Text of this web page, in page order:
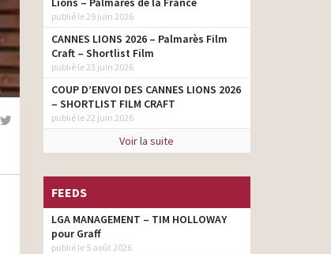
publié le 29 juin 2026
CANNES LIONS 2026 – Palmarès Film
Craft – Shortlist Film
publié le 23 juin 2026
COUP D’ENVOI DES CANNES LIONS 2026
– SHORTLIST FILM CRAFT
publié le 22 juin 2026
Voir la suite
FEEDS
LGA MANAGEMENT – TIM HOLLOWAY
pour Graff
publié le 5 août 2026